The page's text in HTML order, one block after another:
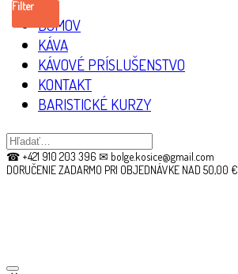
DOMOV
KÁVA
KÁVOVÉ PRÍSLUŠENSTVO
KONTAKT
BARISTICKÉ KURZY
☎ +421 910 203 396 ✉ bolge.kosice@gmail.com
DORUČENIE ZADARMO PRI OBJEDNÁVKE NAD 50,00 €
Filter